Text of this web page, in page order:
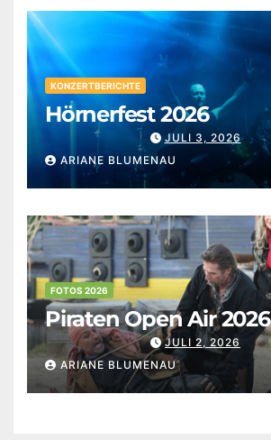
KONZERTBERICHTE
Hörnerfest 2026
JULI 3, 2026
ARIANE BLUMENAU
FOTOS 2026
Piraten Open Air 2026
JULI 2, 2026
ARIANE BLUMENAU